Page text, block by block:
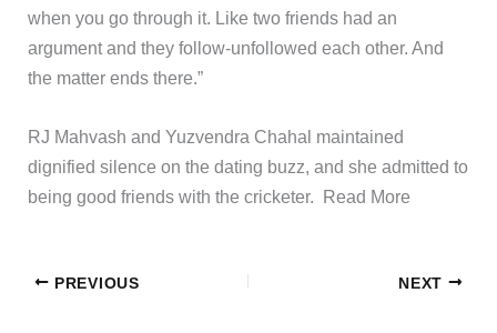
when you go through it. Like two friends had an
argument and they follow-unfollowed each other. And
the matter ends there.”
​RJ Mahvash and Yuzvendra Chahal maintained
dignified silence on the dating buzz, and she admitted to
being good friends with the cricketer. ​Read More
PREVIOUS NEXT